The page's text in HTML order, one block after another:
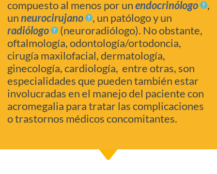
compuesto al menos por unendocrinólogo
,
unneurocirujano
, un patólogo y un
radiólogo
(neuroradiólogo). No obstante,
oftalmología, odontología/ortodoncia,
cirugía maxilofacial, dermatología,
ginecología, cardiología, entre otras, son
especialidades que pueden también estar
involucradas en el manejo del paciente con
acromegalia para tratar las complicaciones
o trastornos médicos concomitantes.